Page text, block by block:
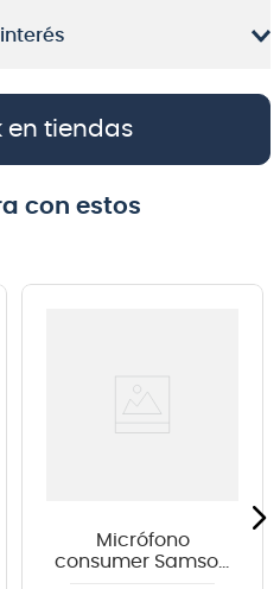
en tiendas
con estos
Micrófono
consumer Samson